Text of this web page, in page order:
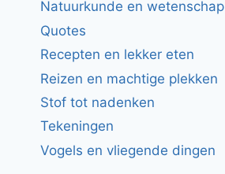
Natuurkunde en wetenschap
Quotes
Recepten en lekker eten
Reizen en machtige plekken
Stof tot nadenken
Tekeningen
Vogels en vliegende dingen